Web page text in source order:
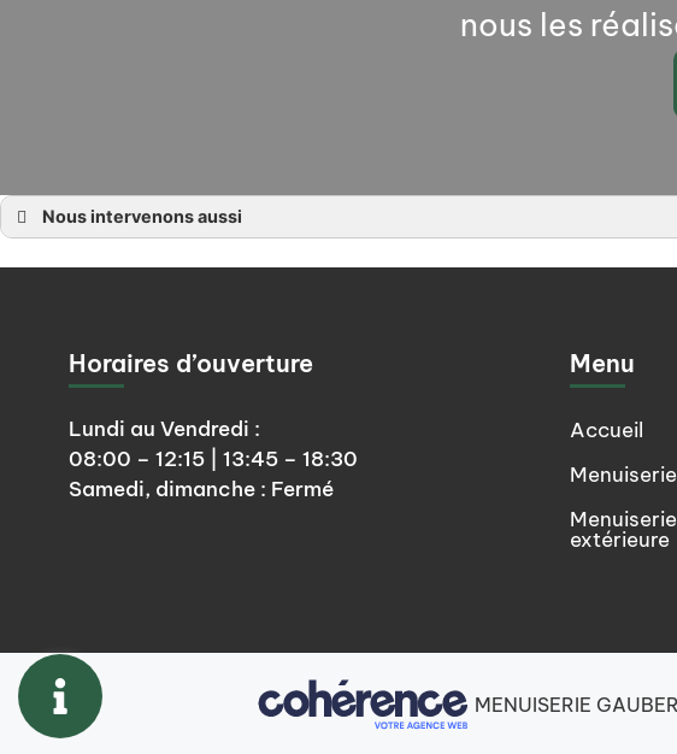
nous les
Nous intervenons aussi
Horaires d’ouverture
Lundi au Vendredi :
08:00 – 12:15 | 13:45 – 18:30
Samedi, dimanche : Fermé
Menu
Accueil
extérieure
MENUISERIE